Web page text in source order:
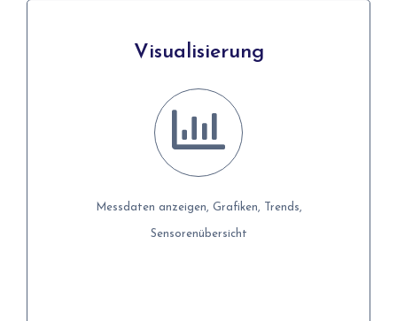
Visualisierung
Messdaten anzeigen, Grafiken, Trends,
Sensorenübersicht
Visualisierung
Messdaten anzeigen, Grafiken, Trends,
Sensorenübersicht